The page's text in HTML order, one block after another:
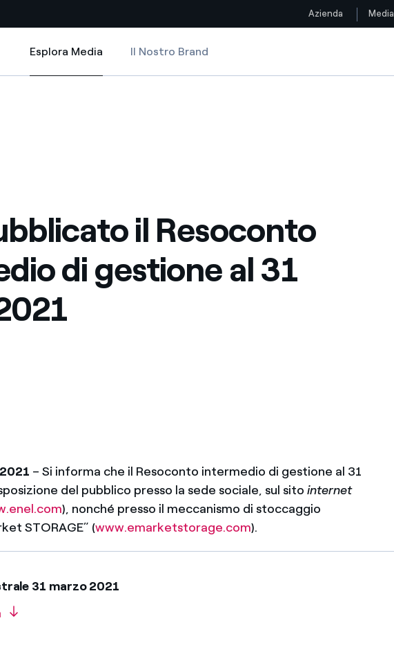
rinnovabili
valore grazie al
delle nostre policy
Siti Paese
Colombia
Iberia
Seguici
Azienda Media
Esplora Media
Esplora Media
Il Nostro Brand
31 marzo 2021
intermedio di gestione al 31 marzo 2021
il Resoconto intermedio di gestione al 31 marzo 2021
il Resoconto
di gestione al 31
– Si informa che il Resoconto intermedio di gestione al 31
del pubblico presso la sede sociale, sul sitointernet
), nonché presso il meccanismo di stoccaggio
STORAGE” (www.emarketstorage.com).
31 marzo 2021